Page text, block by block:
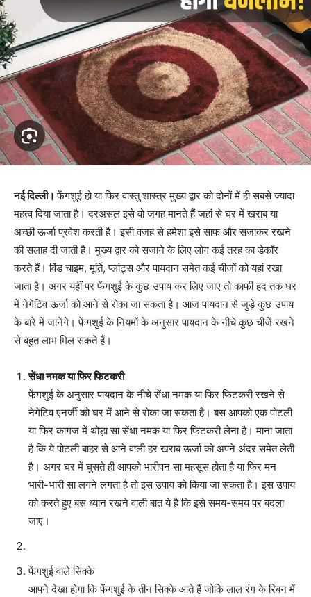
नई दिल्ली।फेंगशुई हो या फिर वास्तु शास्त्र मुख्य द्वार को दोनों में ही सबसे ज्यादा
महत्व दिया जाता है। दरअसल इसे वो जगह मानते हैं जहां से घर में खराब या
अच्छी ऊर्जा प्रवेश करती है। इसी वजह से हमेशा इसे साफ और सजाकर रखने
की सलाह दी जाती है। मुख्य द्वार को सजाने के लिए लोग कई तरह का डेकॉर
करते हैं। विंड चाइम, मूर्ति, प्लांट्स और पायदान समेत कई चीजों को यहां रखा
जाता है। अगर यहीं पर फेंगशुई के कुछ उपाय कर लिए जाए तो काफी हद तक घर
में नेगेटिव ऊर्जा को आने से रोका जा सकता है। आज पायदान से जुड़े कुछ उपाय
के बारे में जानेंगे। फेंगशुई के नियमों के अनुसार पायदान के नीचे कुछ चीजें रखने
से बहुत लाभ मिल सकते हैं।
सेंधा नमक या फिर फिटकरी
फेंगशुई के अनुसार पायदान के नीचे सेंधा नमक या फिर फिटकरी रखने से
नेगेटिव एनर्जी को घर में आने से रोका जा सकता है। बस आपको एक पोटली
या फिर कागज में थोड़ा सा सेंधा नमक या फिर फिटकरी लेना है। माना जाता
है कि ये पोटली बाहर से आने वाली हर खराब ऊर्जा को अपने अंदर समेत लेती
है। अगर घर में घुसते ही आपको भारीपन सा महसूस होता है या फिर मन
भारी-भारी सा लगने लगता है तो इस उपाय को किया जा सकता है। इस उपाय
को करते हुए बस ध्यान रखने वाली बात ये है कि इसे समय-समय पर बदला
जाए।
फेंगशुई वाले सिक्के
आपने देखा होगा कि फेंगशुई के तीन सिक्के आते हैं जोकि लाल रंग के रिबन में